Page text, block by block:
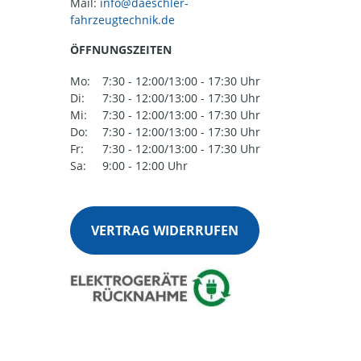
ÖFFNUNGSZEITEN
Mo:
7:30 - 12:00/13:00 - 17:30 Uhr
Di:
7:30 - 12:00/13:00 - 17:30 Uhr
Mi:
7:30 - 12:00/13:00 - 17:30 Uhr
Do:
7:30 - 12:00/13:00 - 17:30 Uhr
Fr:
7:30 - 12:00/13:00 - 17:30 Uhr
Sa:
9:00 - 12:00 Uhr
VERTRAG WIDERRUFEN